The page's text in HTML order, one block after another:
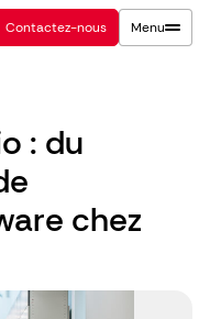
Contactez-nous Menu
: du
chez